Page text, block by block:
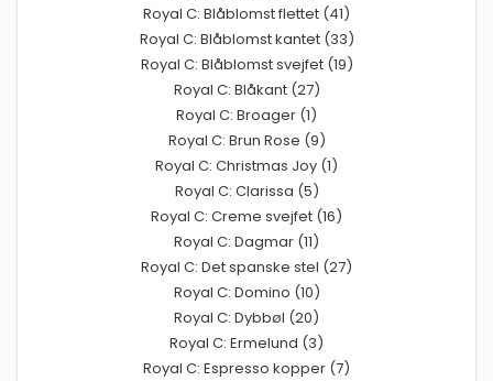
Royal C: Blåblomst flettet (41)
Royal C: Blåblomst kantet (33)
Royal C: Blåblomst svejfet (19)
Royal C: Blåkant (27)
Royal C: Broager (1)
Royal C: Brun Rose (9)
Royal C: Christmas Joy (1)
Royal C: Clarissa (5)
Royal C: Creme svejfet (16)
Royal C: Dagmar (11)
Royal C: Det spanske stel (27)
Royal C: Domino (10)
Royal C: Dybbøl (20)
Royal C: Ermelund (3)
Royal C: Espresso kopper (7)